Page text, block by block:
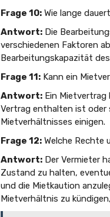
Frage 10: Wie lange
Antwort: Die
verschiedenen Faktoren
Bearbeitungskapazität
Frage 11: Kann ein
Antwort: Ein Mietvertrag
Vertrag enthalten ist oder
Mietverhältnisses einigen.
Frage 12: Welche Rechte
Antwort: Der Vermieter
Zustand zu halten,
und die Mietkaution
Mietverhältnis zu